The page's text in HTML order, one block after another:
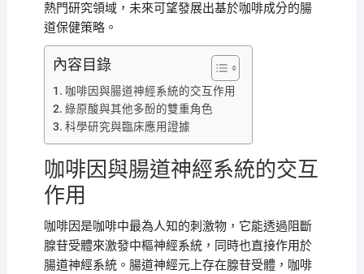
熱門研究領域，未來可望發展出基於咖啡成分的腸
道保健策略。
內容目錄
咖啡因與腸道神經系統的交互作用
綠原酸與其他多酚的雙重角色
科學研究與臨床應用證據
咖啡因與腸道神經系統的交互
作用
咖啡因是咖啡中最為人知的刺激物，它能透過阻斷
腺苷受體來激發中樞神經系統，同時也直接作用於
腸道神經系統。腸道神經元上存在腺苷受體，咖啡